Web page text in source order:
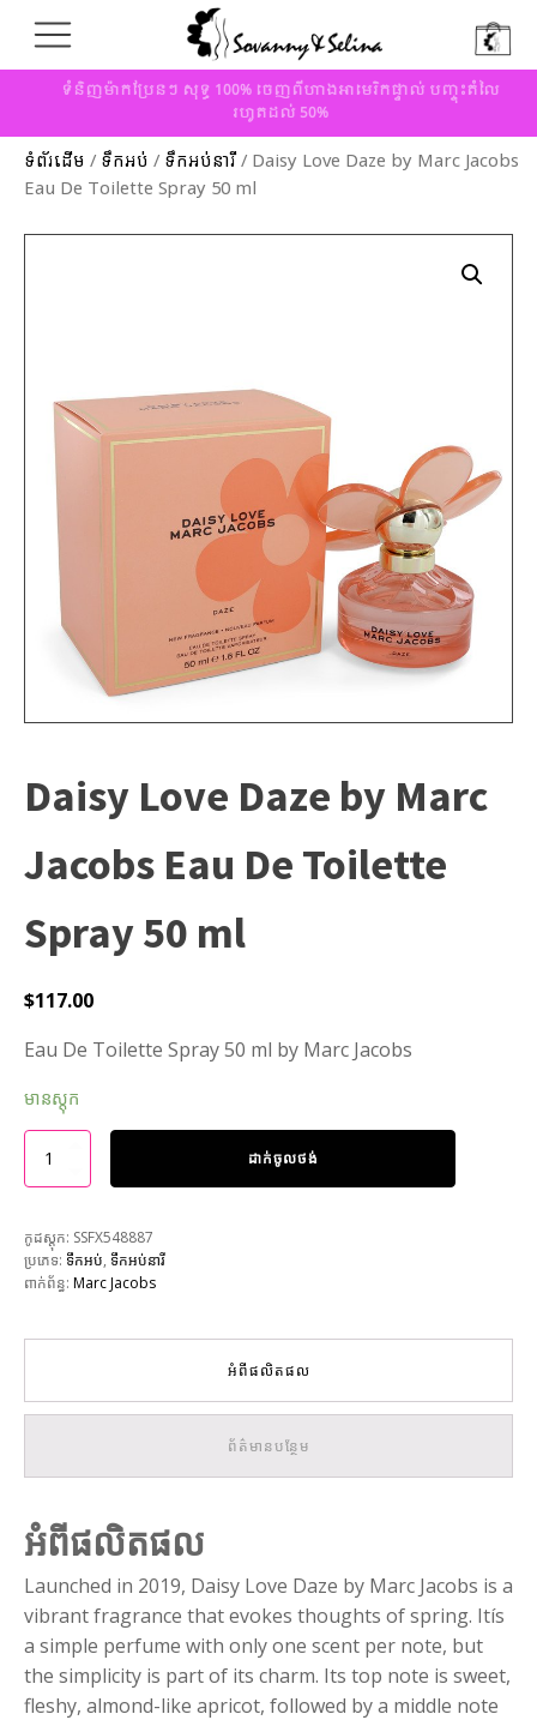
ទំនិញម៉ាកប្រែនៗ សុទ្ធ 100% ចេញពីហាងអាមេរិកផ្ទាល់ បញ្ចុះតំលៃ
រហូតដល់ 50%
ទំព័រដើម / ទឹកអប់ / ទឹកអប់នារី/ Daisy Love Daze by Marc Jacobs
Eau De Toilette Spray 50 ml
Daisy Love Daze by Marc
Jacobs Eau De Toilette
Spray 50 ml
$117.00
Eau De Toilette Spray 50 ml by Marc Jacobs
មានស្តុក
ដាក់ចូលថង់
កូដស្តុក: SSFX548887
ប្រភេទ: ទឹកអប់, ទឹកអប់នារី
ពាក់ព័ន្ធ: Marc Jacobs
អំពីផលិតផល
ព័ត៌មានបន្ថែម
អំពីផលិតផល
Launched in 2019, Daisy Love Daze by Marc Jacobs is a
vibrant fragrance that evokes thoughts of spring. Itís
a simple perfume with only one scent per note, but
the simplicity is part of its charm. Its top note is sweet,
fleshy, almond-like apricot, followed by a middle note